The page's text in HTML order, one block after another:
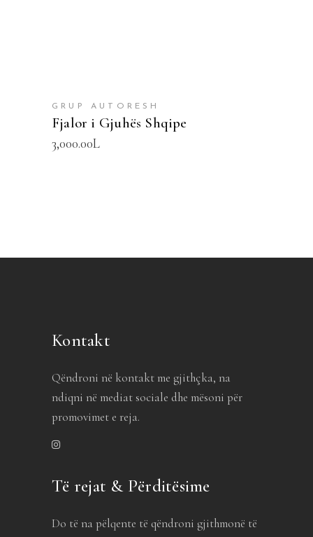
GRUP AUTORESH
Fjalor i Gjuhës Shqipe
3,000.00L
Kontakt
Qëndroni në kontakt me gjithçka, na
ndiqni në mediat sociale dhe mësoni për
promovimet e reja.
Të rejat & Përditësime
Do të na pëlqente të qëndroni gjithmonë të